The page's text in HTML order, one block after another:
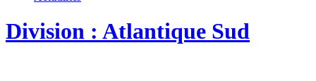
Division : Atlantique Sud